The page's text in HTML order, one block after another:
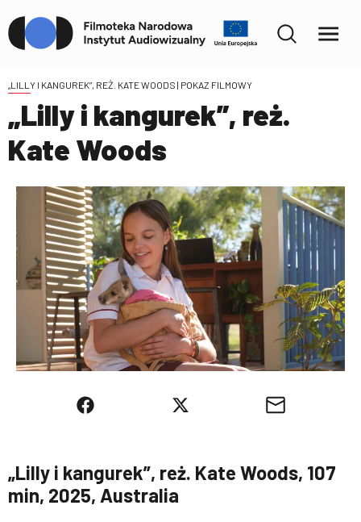
„LILLY I KANGUREK”, REŻ. KATE WOODS | POKAZ FILMOWY
„Lilly i kangurek”, reż.
Kate Woods
„Lilly i kangurek”, reż. Kate Woods, 107
min, 2025, Australia